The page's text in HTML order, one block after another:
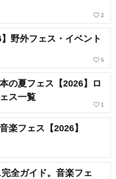
favorite_border 2
野外フェス・イベント
favorite_border 5
の夏フェス【2026】ロ
ス一覧
favorite_border 1
楽フェス【2026】
全ガイド。音楽フェ